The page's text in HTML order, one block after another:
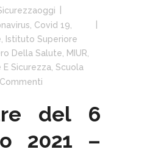
Covid 19
Istituto Superiore
Della Salute MIUR
E Sicurezza Scuola
Commenti
del 6
2021 –